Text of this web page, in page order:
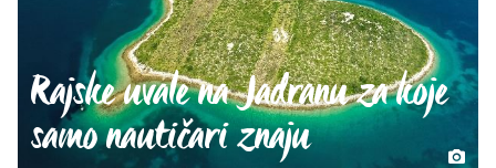
Rajske uvale na Jadranu za koje
samo nautičari znaju